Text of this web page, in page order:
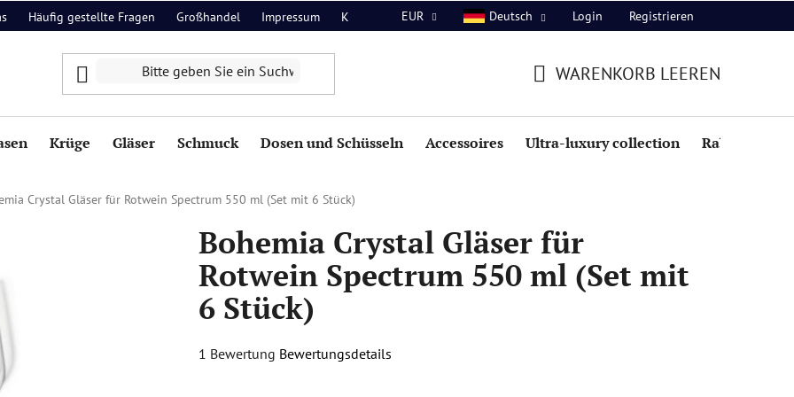
Häufig gestellte Fragen Großhandel Impressum Kontakt EUR Deutsch Login Registrieren
WARENKORB LEEREN
Krüge Gläser Schmuck Dosen und Schüsseln Accessoires Ultra-luxury collection Rabatte
Crystal Gläser für Rotwein Spectrum 550 ml (Set mit 6 Stück)
Bohemia Crystal Gläser für
Rotwein Spectrum 550 ml (Set mit
6 Stück)
Die
1 Bewertung Bewertungsdetails